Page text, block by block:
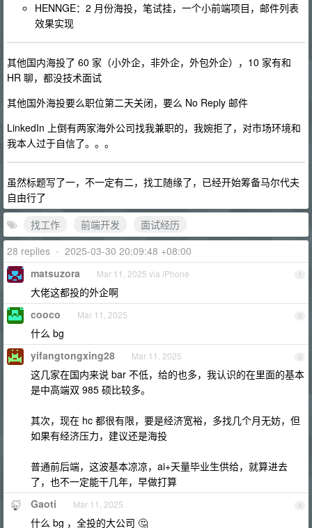
HENNGE：2 月份海投，笔试挂，一个小前端项目，邮件列表
效果实现
其他国内海投了 60 家（小外企，非外企，外包外企），10 家有和
HR 聊，都没技术面试
其他国外海投要么职位第二天关闭，要么 No Reply 邮件
LinkedIn 上倒有两家海外公司找我兼职的，我婉拒了，对市场环境和
我本人过于自信了。。。
虽然标题写了一，不一定有二，找工随缘了，已经开始筹备马尔代夫
自由行了
找工作
前端开发
面试经历
28 replies • 2025-03-30 20:09:48 +08:00
1
matsuzora Mar 11, 2025 via iPhone
大佬这都投的外企啊
2
cooco Mar 11, 2025
什么 bg
3
yifangtongxing28 Mar 11, 2025
这几家在国内来说 bar 不低，给的也多，我认识的在里面的基本
是中高端双 985 硕比较多。
其次，现在 hc 都很有限，要是经济宽裕，多找几个月无妨，但
如果有经济压力，建议还是海投
普通前后端，这波基本凉凉，ai+天量毕业生供给，就算进去
了，也不一定能干几年，早做打算
4
Gaoti Mar 11, 2025
什么 bg ，全投的大公司 🤔